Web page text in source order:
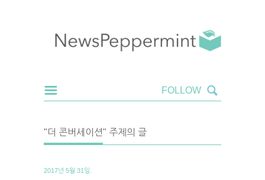
"더 콘버세이션" 주제의 글
2017년 5월 31일.